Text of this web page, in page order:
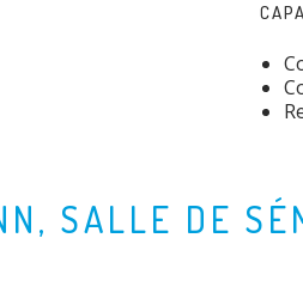
SALLE DE